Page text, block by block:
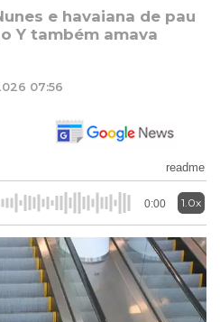
e havaiana de pau
Y também amava
07:56
readme
0:00 1.0x